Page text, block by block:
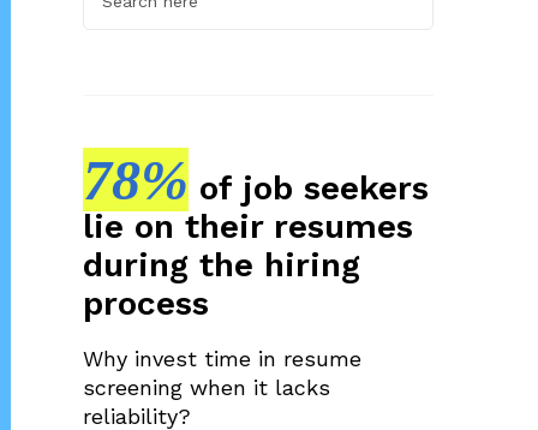
78% of job seekers
lie on their resumes
during the hiring
process
Why invest time in resume
screening when it lacks
reliability?